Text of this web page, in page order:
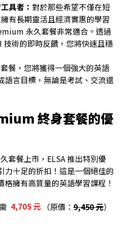
具者： 對於那些希望不僅在短
有長期靈活且經濟實惠的學習
永久套餐非常適合。透過
技術的即時反饋，您將快速且穩
餐，您將獲得一個強大的英語
語言目標，無論是考試、交流還
終身套餐的優
套餐上市，ELSA 推出特別優
力十足的折扣！這是一個絕佳的
擁有高質量的英語學習課程！
4,705 元 （原價：9,450 元）